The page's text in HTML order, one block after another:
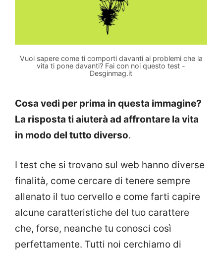
Vuoi sapere come ti comporti davanti ai problemi che la
vita ti pone davanti? Fai con noi questo test -
Desginmag.it
Cosa vedi per prima in questa immagine?
La risposta ti aiuterà ad affrontare la vita
in modo del tutto diverso.
I test che si trovano sul web hanno diverse
finalità, come cercare di tenere sempre
allenato il tuo cervello e come farti capire
alcune caratteristiche del tuo carattere
che, forse, neanche tu conosci così
perfettamente. Tutti noi cerchiamo di